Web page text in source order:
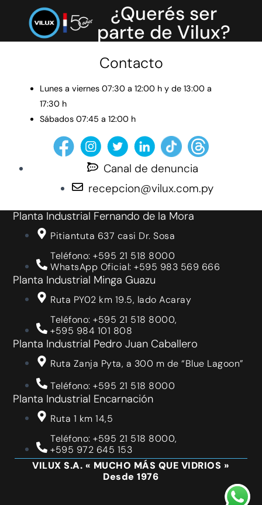
¿Querés ser
parte de Vilux?
Contacto
Lunes a viernes 07:30 a 12:00 h y de 13:00 a
17:30 h
Sábados 07:45 a 12:00 h
Canal de denuncia
recepcion@vilux.com.py
Planta Industrial Fernando de la Mora
Pitiantuta 637 casi Dr. Sosa
Teléfono: +595 21 518 8000
WhatsApp Oficial: +595 983 569 666
Planta Industrial Minga Guazu
Ruta PY02 km 19.5, lado Acaray
Teléfono: +595 21 518 8000,
+595 984 101 808
Planta Industrial Pedro Juan Caballero
Ruta Zanja Pyta, a 300 m de “Blue Lagoon”
Teléfono: +595 21 518 8000
Planta Industrial Encarnación
Ruta 1 km 14,5
Teléfono: +595 21 518 8000,
+595 972 645 153
VILUX S.A. « MUCHO MÁS QUE VIDRIOS »
Desde 1976